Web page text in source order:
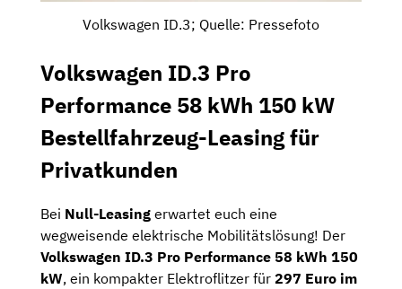
Volkswagen ID.3; Quelle: Pressefoto
Volkswagen ID.3 Pro
Performance 58 kWh 150 kW
Bestellfahrzeug-Leasing für
Privatkunden
Bei Null-Leasing erwartet euch eine
wegweisende elektrische Mobilitätslösung! Der
Volkswagen ID.3 Pro Performance 58 kWh 150
kW, ein kompakter Elektroflitzer für 297 Euro im